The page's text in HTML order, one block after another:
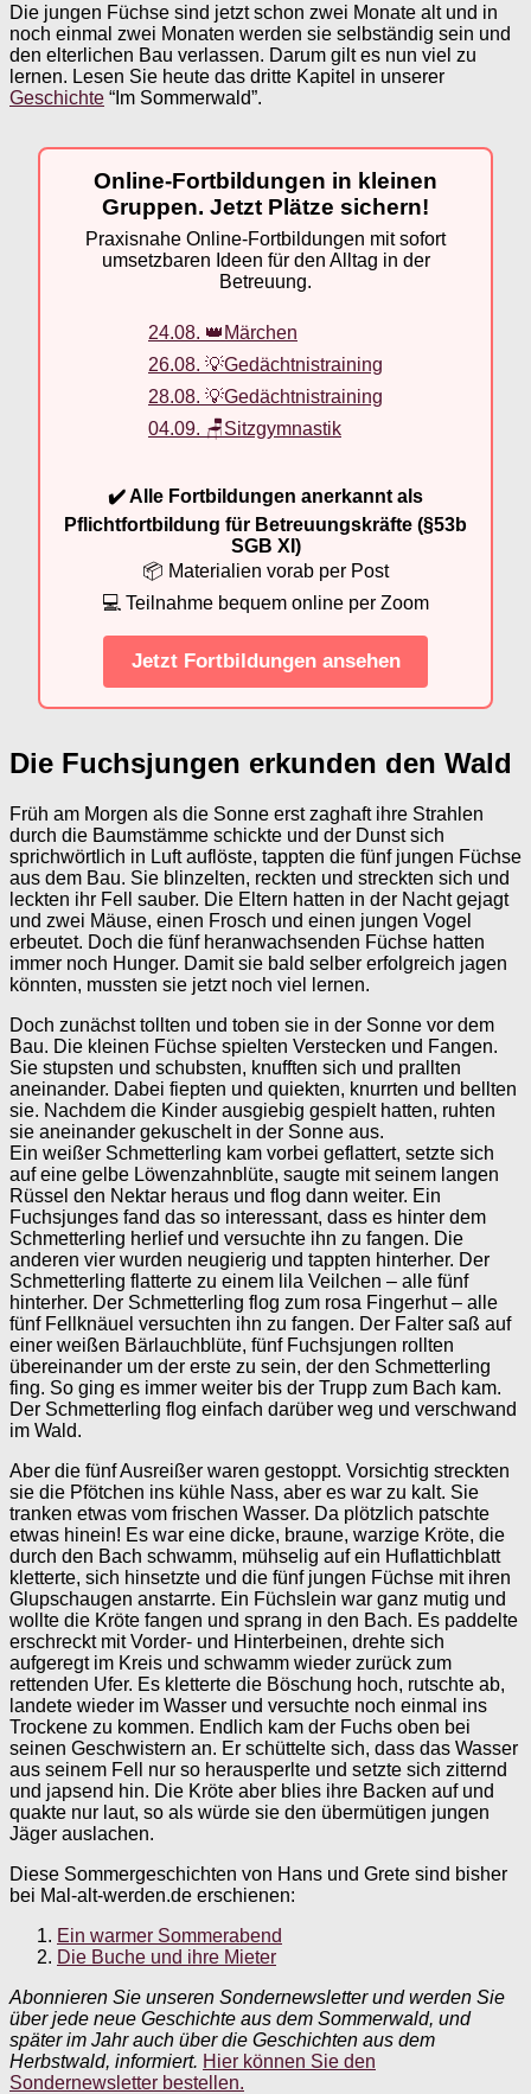
Die jungen Füchse sind jetzt schon zwei Monate alt und in
noch einmal zwei Monaten werden sie selbständig sein und
den elterlichen Bau verlassen. Darum gilt es nun viel zu
lernen. Lesen Sie heute das dritte Kapitel in unserer
Geschichte “Im Sommerwald”.
Online-Fortbildungen in kleinen
Gruppen. Jetzt Plätze sichern!
Praxisnahe Online-Fortbildungen mit sofort
umsetzbaren Ideen für den Alltag in der
Betreuung.
24.08. 👑Märchen
26.08. 💡Gedächtnistraining
28.08. 💡Gedächtnistraining
04.09. 🪑Sitzgymnastik
✔️ Alle Fortbildungen anerkannt als
Pflichtfortbildung für Betreuungskräfte (§53b
SGB XI)
📦 Materialien vorab per Post
💻 Teilnahme bequem online per Zoom
Jetzt Fortbildungen ansehen
Die Fuchsjungen erkunden den Wald
Früh am Morgen als die Sonne erst zaghaft ihre Strahlen
durch die Baumstämme schickte und der Dunst sich
sprichwörtlich in Luft auflöste, tappten die fünf jungen Füchse
aus dem Bau. Sie blinzelten, reckten und streckten sich und
leckten ihr Fell sauber. Die Eltern hatten in der Nacht gejagt
und zwei Mäuse, einen Frosch und einen jungen Vogel
erbeutet. Doch die fünf heranwachsenden Füchse hatten
immer noch Hunger. Damit sie bald selber erfolgreich jagen
könnten, mussten sie jetzt noch viel lernen.
Doch zunächst tollten und toben sie in der Sonne vor dem
Bau. Die kleinen Füchse spielten Verstecken und Fangen.
Sie stupsten und schubsten, knufften sich und prallten
aneinander. Dabei fiepten und quiekten, knurrten und bellten
sie. Nachdem die Kinder ausgiebig gespielt hatten, ruhten
sie aneinander gekuschelt in der Sonne aus.
Ein weißer Schmetterling kam vorbei geflattert, setzte sich
auf eine gelbe Löwenzahnblüte, saugte mit seinem langen
Rüssel den Nektar heraus und flog dann weiter. Ein
Fuchsjunges fand das so interessant, dass es hinter dem
Schmetterling herlief und versuchte ihn zu fangen. Die
anderen vier wurden neugierig und tappten hinterher. Der
Schmetterling flatterte zu einem lila Veilchen – alle fünf
hinterher. Der Schmetterling flog zum rosa Fingerhut – alle
fünf Fellknäuel versuchten ihn zu fangen. Der Falter saß auf
einer weißen Bärlauchblüte, fünf Fuchsjungen rollten
übereinander um der erste zu sein, der den Schmetterling
fing. So ging es immer weiter bis der Trupp zum Bach kam.
Der Schmetterling flog einfach darüber weg und verschwand
im Wald.
Aber die fünf Ausreißer waren gestoppt. Vorsichtig streckten
sie die Pfötchen ins kühle Nass, aber es war zu kalt. Sie
tranken etwas vom frischen Wasser. Da plötzlich patschte
etwas hinein! Es war eine dicke, braune, warzige Kröte, die
durch den Bach schwamm, mühselig auf ein Huflattichblatt
kletterte, sich hinsetzte und die fünf jungen Füchse mit ihren
Glupschaugen anstarrte. Ein Füchslein war ganz mutig und
wollte die Kröte fangen und sprang in den Bach. Es paddelte
erschreckt mit Vorder- und Hinterbeinen, drehte sich
aufgeregt im Kreis und schwamm wieder zurück zum
rettenden Ufer. Es kletterte die Böschung hoch, rutschte ab,
landete wieder im Wasser und versuchte noch einmal ins
Trockene zu kommen. Endlich kam der Fuchs oben bei
seinen Geschwistern an. Er schüttelte sich, dass das Wasser
aus seinem Fell nur so herausperlte und setzte sich zitternd
und japsend hin. Die Kröte aber blies ihre Backen auf und
quakte nur laut, so als würde sie den übermütigen jungen
Jäger auslachen.
Diese Sommergeschichten von Hans und Grete sind bisher
bei Mal-alt-werden.de erschienen:
Ein warmer Sommerabend
Die Buche und ihre Mieter
Abonnieren Sie unseren Sondernewsletter und werden Sie
über jede neue Geschichte aus dem Sommerwald, und
später im Jahr auch über die Geschichten aus dem
Herbstwald, informiert. Hier können Sie den
Sondernewsletter bestellen.